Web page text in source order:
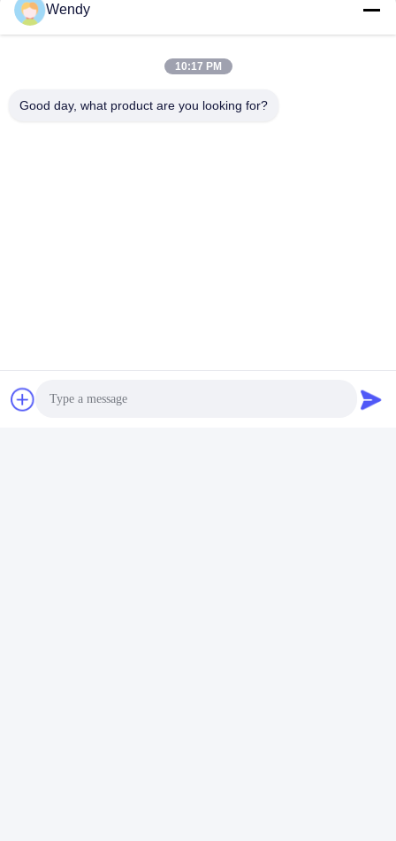
Wendy
10:17 PM
Good day, what product are you looking for?